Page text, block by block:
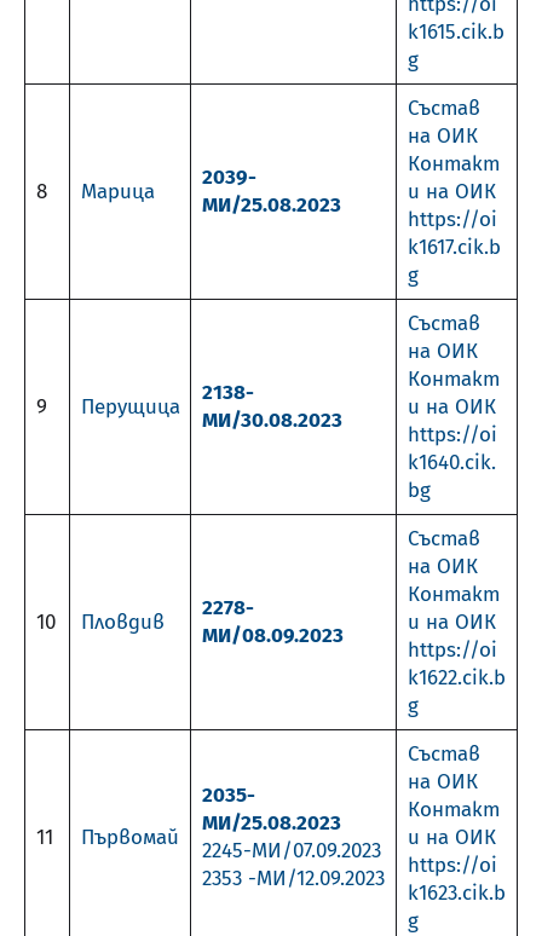
k1615.cik.b
g
8 Марица
2039-
МИ/25.08.2023
Състав
на ОИК
Контакт
и на ОИК
https://oi
k1617.cik.b
g
9 Перущица
2138-
МИ/30.08.2023
Състав
на ОИК
Контакт
и на ОИК
https://oi
k1640.cik.
bg
10 Пловдив
2278-
МИ/08.09.2023
Състав
на ОИК
Контакт
и на ОИК
https://oi
k1622.cik.b
g
11 Първомай
2035-
МИ/25.08.2023
2245-МИ/07.09.2023
2353 -МИ/12.09.2023
Състав
на ОИК
Контакт
и на ОИК
https://oi
k1623.cik.b
g